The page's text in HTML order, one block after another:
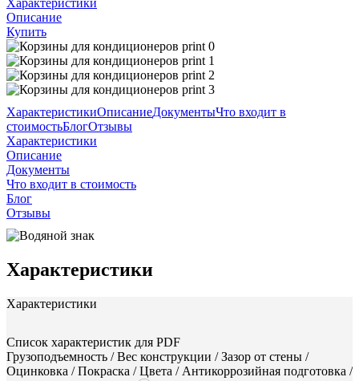
Описание
Купить
ХарактеристикиОписаниеДокументыЧто входит в
стоимостьБлогОтзывы
Характеристики
Описание
Документы
Что входит в стоимость
Блог
Отзывы
Характеристики
Характеристики
Список характеристик для PDF
Грузоподъемность / Вес конструкции / Зазор от стены /
Оцинковка / Покраска / Цвета / Антикоррозийная подготовка /